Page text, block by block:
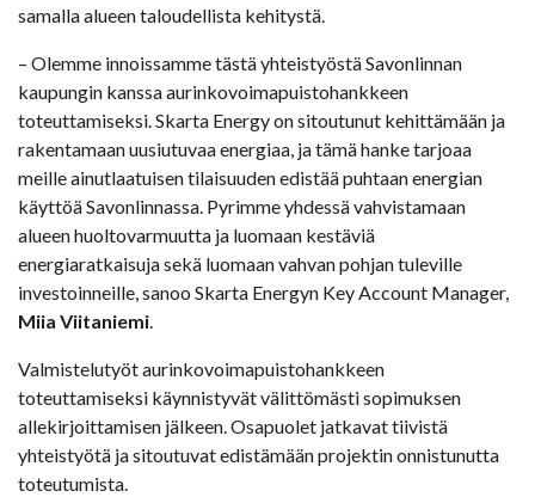
samalla alueen taloudellista kehitystä.
– Olemme innoissamme tästä yhteistyöstä Savonlinnan
kaupungin kanssa aurinkovoimapuistohankkeen
toteuttamiseksi. Skarta Energy on sitoutunut kehittämään ja
rakentamaan uusiutuvaa energiaa, ja tämä hanke tarjoaa
meille ainutlaatuisen tilaisuuden edistää puhtaan energian
käyttöä Savonlinnassa. Pyrimme yhdessä vahvistamaan
alueen huoltovarmuutta ja luomaan kestäviä
energiaratkaisuja sekä luomaan vahvan pohjan tuleville
investoinneille, sanoo Skarta Energyn Key Account Manager,
Miia Viitaniemi.
Valmistelutyöt aurinkovoimapuistohankkeen
toteuttamiseksi käynnistyvät välittömästi sopimuksen
allekirjoittamisen jälkeen. Osapuolet jatkavat tiivistä
yhteistyötä ja sitoutuvat edistämään projektin onnistunutta
toteutumista.